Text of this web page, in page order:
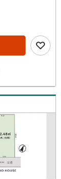
くお手伝いを
ズです！【営
の「室内・
料請求希望の
して下さい。
無理のないラ
レンダー」で
専属FPによ
としたキャッ
見直し、繰り
せて頂きま